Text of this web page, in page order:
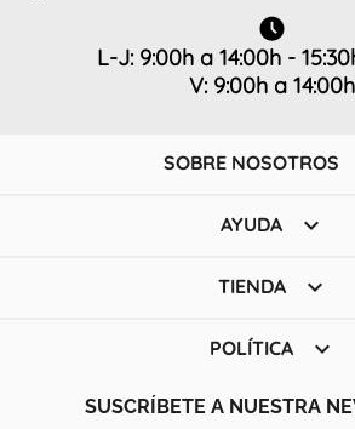
L-J: 9:00h a 14:00h -
V: 9:00h a 14:00h
SOBRE NOSOTROS
AYUDA 
TIENDA 
POLÍTICA 
SUSCRÍBETE A NUESTRA